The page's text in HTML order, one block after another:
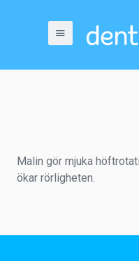
Malin gör mjuka
ökar rörligheten.